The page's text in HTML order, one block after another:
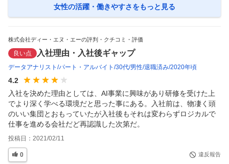
女性の活躍・働きやすさをもっと見る
株式会社ディー・エヌ・エーの評判・クチコミ・評価
良い点 入社理由・入社後ギャップ
データアナリスト パート・アルバイト 30代 男性 退職済み 2020年頃
4.2
入社を決めた理由としては、AI事業に興味があり研修を受けた上
でより深く学べる環境だと思った事にある。入社前は、物凄く頭
のいい集団とおもっていたが入社後もそれは変わらずロジカルで
仕事を進める会社だど再認識した次第だ。
投稿日： 2021/02/11
0 違反報告